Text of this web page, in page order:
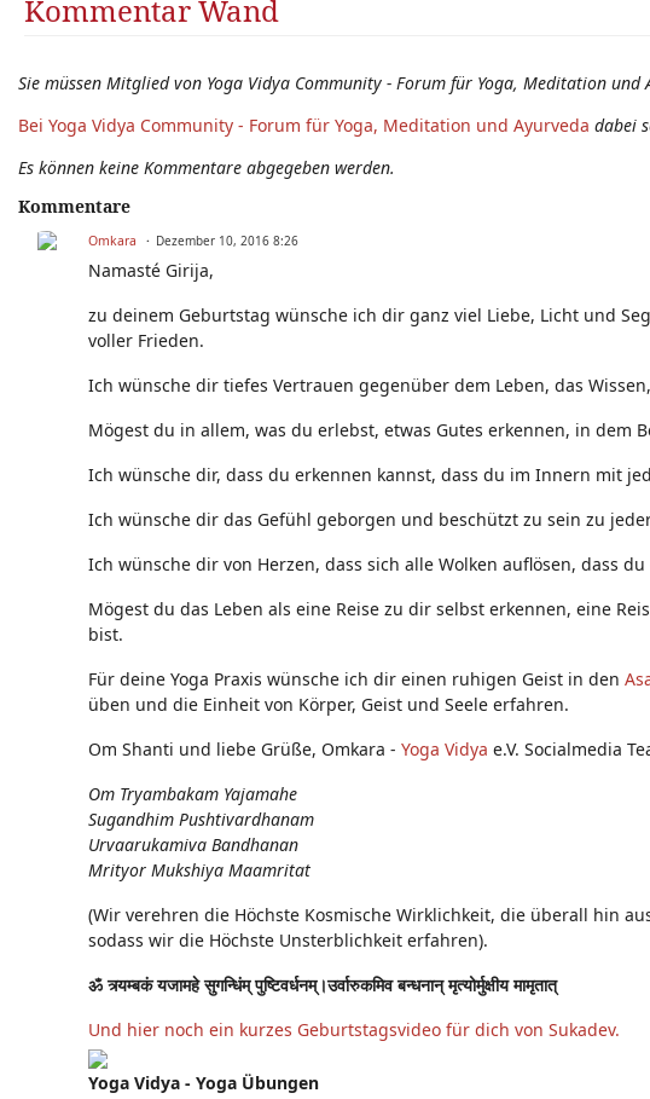
Kommentar Wand
Sie müssen Mitglied von Yoga Vidya Community - Forum für Yoga, Meditation
Bei Yoga Vidya Community - Forum für Yoga, Meditation und Ayurveda dabei
Es können keine Kommentare abgegeben werden.
Kommentare
Omkara Dezember 10, 2016 8:26
Namasté Girija,
zu deinem Geburtstag wünsche ich dir ganz viel Liebe, Licht und
voller Frieden.
Ich wünsche dir tiefes Vertrauen gegenüber dem Leben, das
Mögest du in allem, was du erlebst, etwas Gutes erkennen, in dem
Ich wünsche dir, dass du erkennen kannst, dass du im Innern mit
Ich wünsche dir das Gefühl geborgen und beschützt zu sein zu
Ich wünsche dir von Herzen, dass sich alle Wolken auflösen, dass
Mögest du das Leben als eine Reise zu dir selbst erkennen, eine
bist.
Für deine Yoga Praxis wünsche ich dir einen ruhigen Geist in den
üben und die Einheit von Körper, Geist und Seele erfahren.
Om Shanti und liebe Grüße, Omkara - Yoga Vidya e.V. Socialmedia
Om Tryambakam Yajamahe
Sugandhim Pushtivardhanam
Urvaarukamiva Bandhanan
Mrityor Mukshiya Maamritat
(Wir verehren die Höchste Kosmische Wirklichkeit, die überall hin
sodass wir die Höchste Unsterblichkeit erfahren).
ॐ त्र्यम्बकं यजामहे सुगन्धिंम् पुष्टिवर्धनम्।उर्वारुकमिव बन्धनान् मृत्योर्मुक्षीय मामृतात्
Und hier noch ein kurzes Geburtstagsvideo für dich von Sukadev.
Yoga Vidya - Yoga Übungen